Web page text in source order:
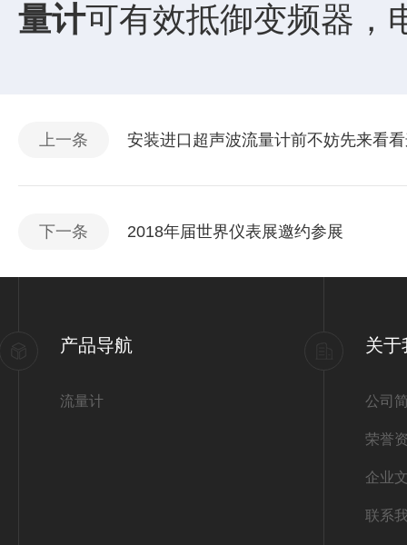
量计可有效抵御变频器，
上一条 安装进口超声波流量计前不妨先来看
下一条 2018年届世界仪表展邀约参展
产品导航
流量计
关于
公司
荣誉
企业
联系